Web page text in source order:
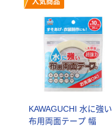
人気商品
KAWAGUCHI 水に強い
布用両面テープ 幅